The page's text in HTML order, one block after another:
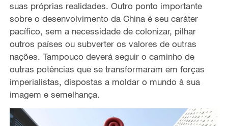
suas próprias realidades. Outro ponto importante
sobre o desenvolvimento da China é seu caráter
pacífico, sem a necessidade de colonizar, pilhar
outros países ou subverter os valores de outras
nações. Tampouco deverá seguir o caminho de
outras potências que se transformaram em forças
imperialistas, dispostas a moldar o mundo à sua
imagem e semelhança.